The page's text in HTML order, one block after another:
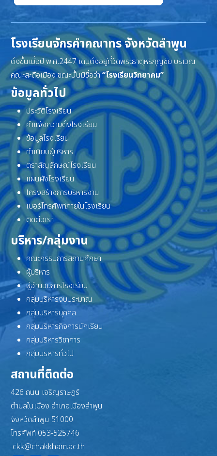
โรงเรียนจักรคำคณาทร จังหวัดลำพูน
ตั้งขึ้นเมื่อปี พ.ศ.2447 เดิมตั้งอยู่ที่วัดพระธาตุหริภุญชัย บริเวณ
คณะสะดือเมือง ขณะนั้นมีชื่อว่า“โรงเรียนวิทยาคม”
ข้อมูลทั่วไป
ประวัติโรงเรียน
คำแจ้งความตั้งโรงเรียน
ข้อมูลโรงเรียน
ทำเนียบผู้บริหาร
ตราสัญลักษณ์โรงเรียน
แผนผังโรงเรียน
โครงสร้างการบริหารงาน
เบอร์โทรศัพท์ภายในโรงเรียน
ติดต่อเรา
บริหาร/กลุ่มงาน
คณะกรรมการสถานศึกษา
ผู้บริหาร
ผู้อำนวยการโรงเรียน
กลุ่มบริหารงบประมาณ
กลุ่มบริหารบุคคล
กลุ่มบริหารกิจการนักเรียน
กลุ่มบริหารวิชาการ
กลุ่มบริหารทั่วไป
สถานที่ติดต่อ
426 ถนน เจริญราษฎร์
ตำบลในเมือง อำเภอเมืองลำพูน
จังหวัดลำพูน 51000
โทรศัพท์ 053-525746
ckk@chakkham.ac.th